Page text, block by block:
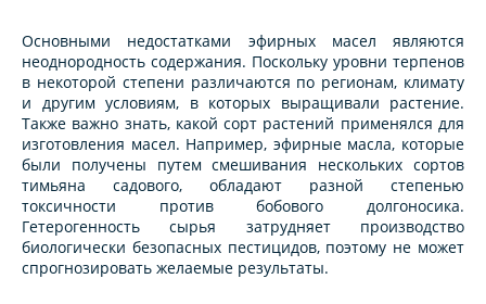
Основными недостатками эфирных масел являются
неоднородность содержания. Поскольку уровни терпенов
в некоторой степени различаются по регионам, климату
и другим условиям, в которых выращивали растение.
Также важно знать, какой сорт растений применялся для
изготовления масел. Например, эфирные масла, которые
были получены путем смешивания нескольких сортов
тимьяна садового, обладают разной степенью
токсичности против бобового долгоносика.
Гетерогенность сырья затрудняет производство
биологически безопасных пестицидов, поэтому не может
спрогнозировать желаемые результаты.